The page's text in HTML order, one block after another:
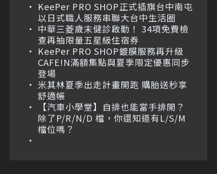
KeePer PRO SHOP正式插旗台中南屯
以日式職人服務串聯大台中生活圈
中華三菱歲末健診啟動！ 34項免費檢
查再抽限量五星級住宿券
KeePer PRO SHOP鍍膜服務再升級
CAFE!N滿額集點與夏季限定優惠同步
登場
米其林夏季出走計畫開跑 購胎送秒享
舒適帳
【汽車小學堂】自排也能當手排開？
除了P/R/N/D 檔，你還知道有L/S/M
檔位嗎？